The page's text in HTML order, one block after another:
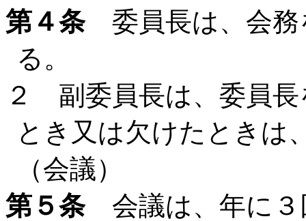
第４条委員長は、会務
る。
２ 副委員長は、委員長
とき又は欠けたときは
（会議）
第５条会議は、年に３